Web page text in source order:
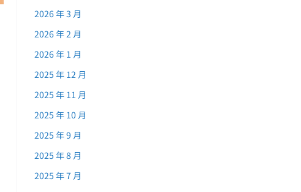
2026 年 3 月
2026 年 2 月
2026 年 1 月
2025 年 12 月
2025 年 11 月
2025 年 10 月
2025 年 9 月
2025 年 8 月
2025 年 7 月